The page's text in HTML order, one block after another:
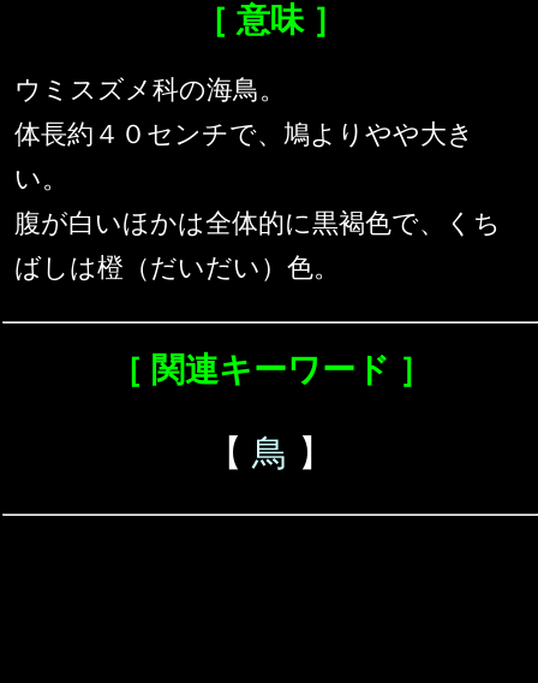
［ 意味 ］
ウミスズメ科の海鳥。
体長約４０センチで、鳩よりやや大き
い。
腹が白いほかは全体的に黒褐色で、くち
ばしは橙（だいだい）色。
［ 関連キーワード ］
【 鳥 】